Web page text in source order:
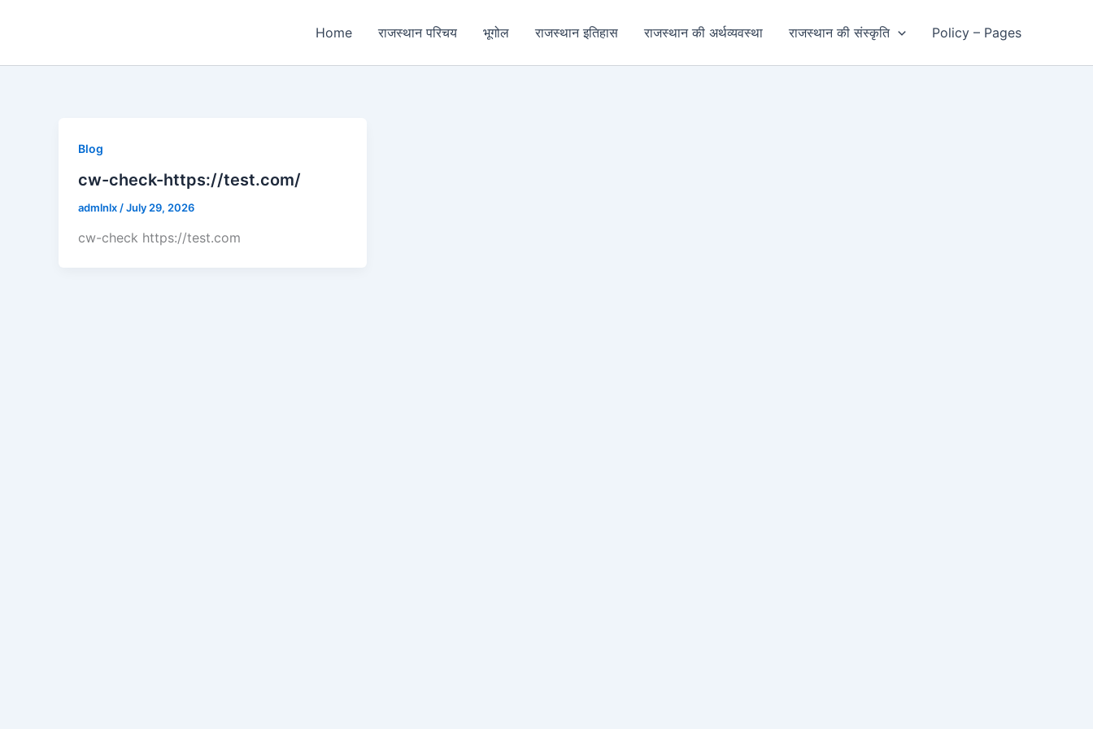
Home राजस्थान परिचय भूगोल राजस्थान इतिहास राजस्थान की अर्थव्यवस्था राजस्थान की संस्कृति Policy – Pages
Blog
cw-check-https://test.com/
admlnlx /July 29, 2026
cw-check https://test.com